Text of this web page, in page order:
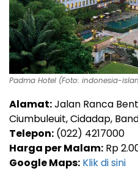
Padma Hotel (Foto: indonesia-
Alamat:Jalan Ranca
Ciumbuleuit, Cidadap,
Telepon: (022) 4217000
Harga per Malam: Rp
Google Maps: Klik di sini